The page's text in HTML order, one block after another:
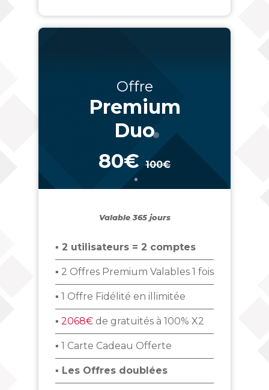
Offre
Premium
Duo
80€ 100€
_
Valable 365 jours
▪ 2 utilisateurs = 2 comptes
▪ 2 Offres Premium Valables 1 fois
▪ 1 Offre Fidélité en illimitée
▪ 2068€ de gratuités à 100% X2
▪ 1 Carte Cadeau Offerte
▪ Les Offres doublées